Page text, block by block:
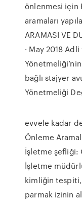
önlenmesi için
aramaları
ARAMASI VE
· May 2018
Yönetmeliği’nin
bağlı stajyer
Yönetmeliği
evvele kadar
Önleme
İşletme şefliği:
İşletme
kimliğin tespiti,
parmak izinin